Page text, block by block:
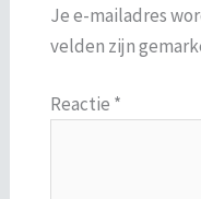
Je e-mailadres
velden zijn
Reactie *